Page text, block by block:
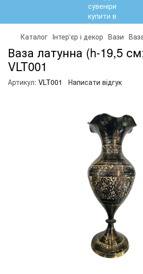
Каталог Інтер'єр і декор Вази
Ваза латунна (h-19,5
VLT001
Артикул: VLT001 Написати відгук